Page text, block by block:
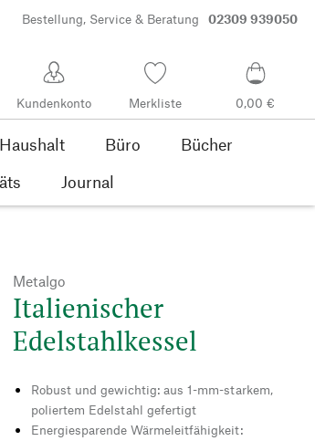
Bestellung, Service & Beratung 02309 939050
Kundenkonto Merkliste 0,00 €
Haushalt Büro
Bücher
Journal
Metalgo
Italienischer
Edelstahlkessel
Robust und gewichtig: aus 1-mm-starkem,
poliertem Edelstahl gefertigt
Energiesparende Wärmeleitfähigkeit: